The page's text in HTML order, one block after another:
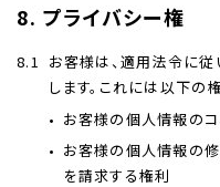
8. プライバシー権
8.1
お客様は、適用法令に
します。これには以下の
お客様の個人情報の
お客様の個人情報の
を請求する権利